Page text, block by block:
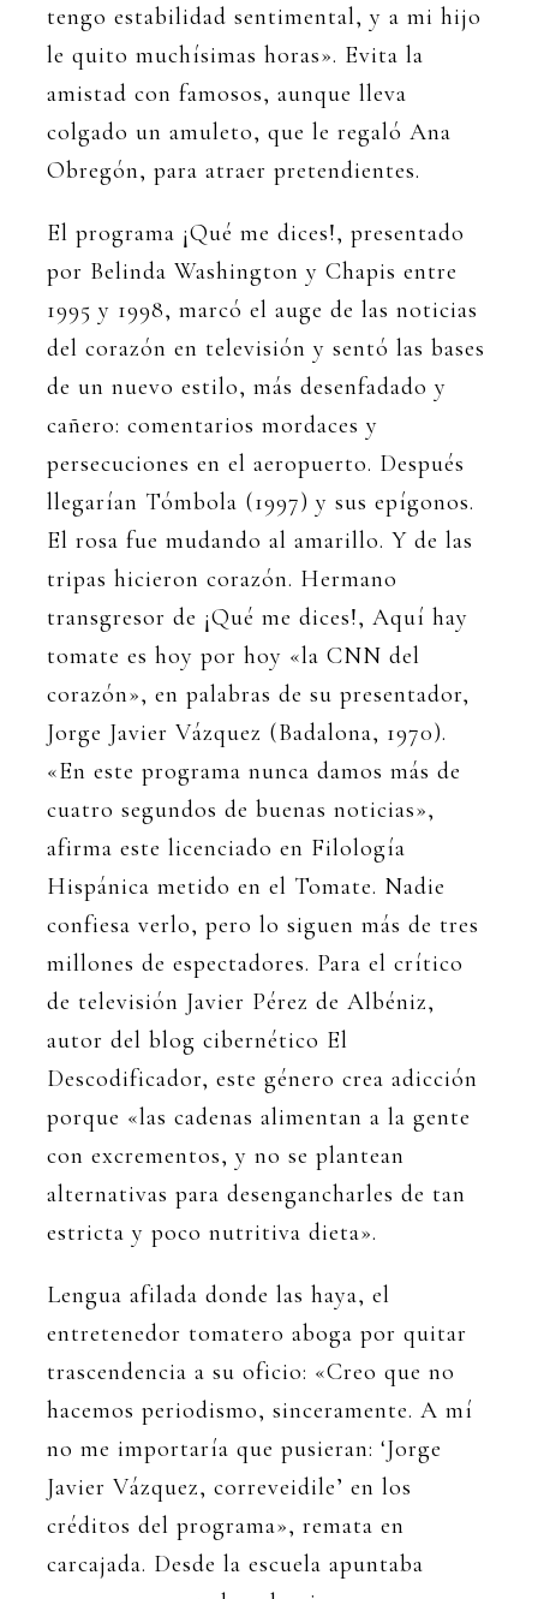
tengo estabilidad sentimental, y a mi hijo
le quito muchísimas horas». Evita la
amistad con famosos, aunque lleva
colgado un amuleto, que le regaló Ana
Obregón, para atraer pretendientes.
El programa ¡Qué me dices!, presentado
por Belinda Washington y Chapis entre
1995 y 1998, marcó el auge de las noticias
del corazón en televisión y sentó las bases
de un nuevo estilo, más desenfadado y
cañero: comentarios mordaces y
persecuciones en el aeropuerto. Después
llegarían Tómbola (1997) y sus epígonos.
El rosa fue mudando al amarillo. Y de las
tripas hicieron corazón. Hermano
transgresor de ¡Qué me dices!, Aquí hay
tomate es hoy por hoy «la CNN del
corazón», en palabras de su presentador,
Jorge Javier Vázquez (Badalona, 1970).
«En este programa nunca damos más de
cuatro segundos de buenas noticias»,
afirma este licenciado en Filología
Hispánica metido en el Tomate. Nadie
confiesa verlo, pero lo siguen más de tres
millones de espectadores. Para el crítico
de televisión Javier Pérez de Albéniz,
autor del blog cibernético El
Descodificador, este género crea adicción
porque «las cadenas alimentan a la gente
con excrementos, y no se plantean
alternativas para desengancharles de tan
estricta y poco nutritiva dieta».
Lengua afilada donde las haya, el
entretenedor tomatero aboga por quitar
trascendencia a su oficio: «Creo que no
hacemos periodismo, sinceramente. A mí
no me importaría que pusieran: ‘Jorge
Javier Vázquez, correveidile’ en los
créditos del programa», remata en
carcajada. Desde la escuela apuntaba